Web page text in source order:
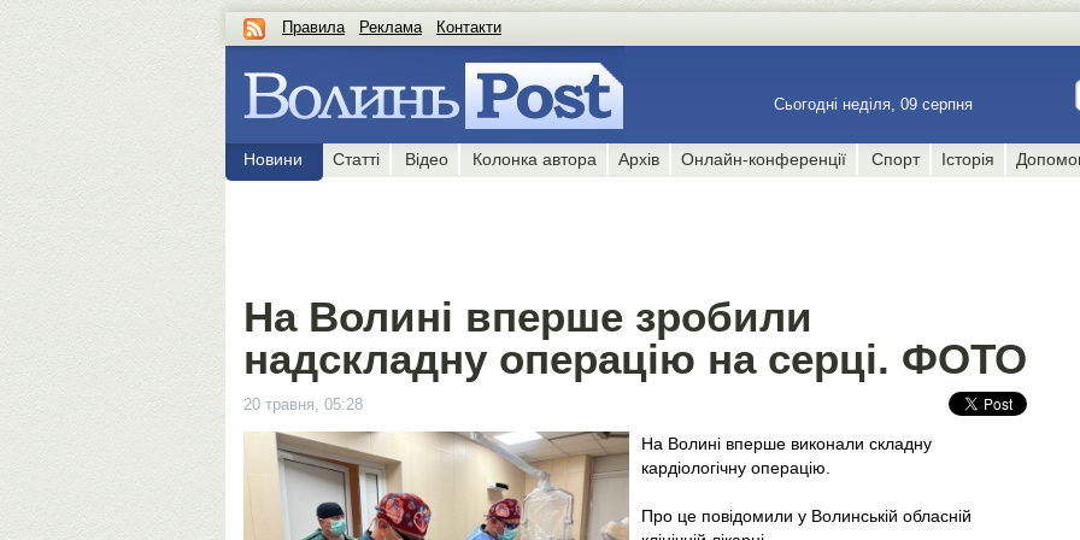
Правила Реклама Контакти
Сьогодні неділя, 09 серпня
Новини Статті Відео Колонка автора Архів Онлайн-конференції Спорт Історія
На Волині вперше зробили
надскладну операцію на серці. ФОТО
20 травня, 05:28
На Волині вперше виконали складну
кардіологічну операцію.
Про це повідомили у Волинській обласній